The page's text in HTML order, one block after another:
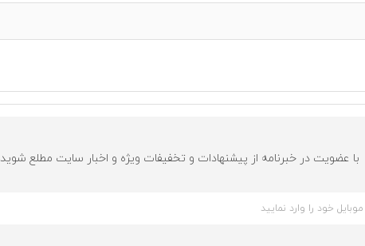
با عضویت در خبرنامه از پیشنهادات و تخفیفات ویژه و اخبار سایت مطلع شوید